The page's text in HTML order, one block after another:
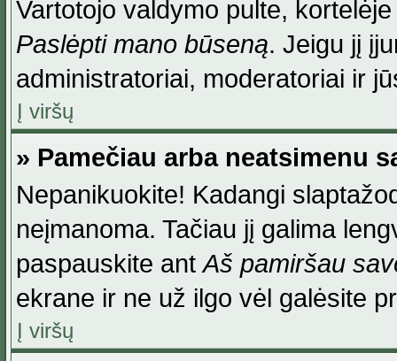
Vartotojo valdymo pulte,
Paslėpti mano būseną. Jeigu jį
administratoriai, moderatoriai ir
Į viršų
» Pamečiau arba neatsimenu
Nepanikuokite! Kadangi
neįmanoma. Tačiau jį galima
paspauskite antAš pamiršau
ekrane ir ne už ilgo vėl galėsite
Į viršų